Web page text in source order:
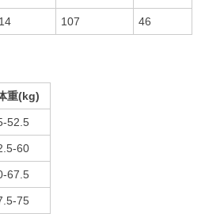
107 46
重(kg)
52.5
60
67.5
75